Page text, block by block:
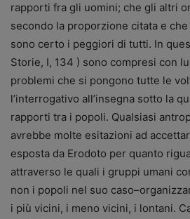
rapporti fra gli uomini; che gli altri
secondo la proporzione citata e
sono certo i peggiori di tutti. In
Storie, I, 134 ) sono compresi con
problemi che si pongono tutte le
l’interrogativo all’insegna sotto la
rapporti tra i popoli. Qualsiasi
avrebbe molte esitazioni ad
esposta da Erodoto per quanto
attraverso le quali i gruppi umani
non i popoli nel suo
i più vicini, i meno vicini, i lontani.